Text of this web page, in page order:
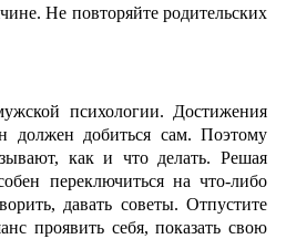
Не повторяйте родительских
психологии. Достижения
должен добиться сам. Поэтому
как и что делать. Решая
переключиться на что-либо
давать советы. Отпустите
проявить себя, показать свою